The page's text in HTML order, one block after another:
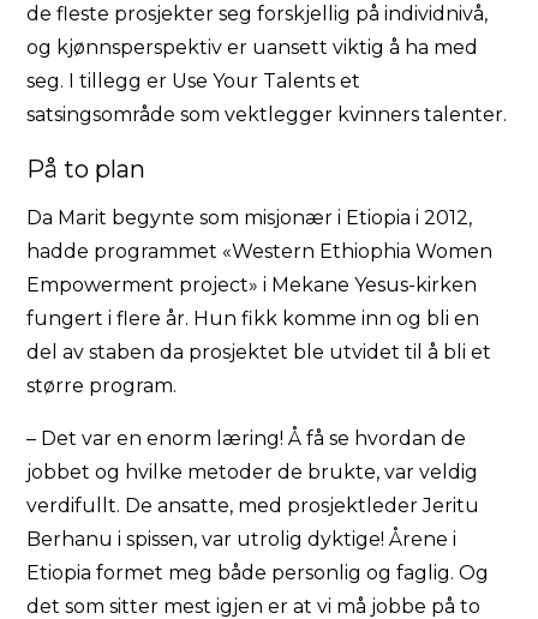
de fleste prosjekter seg forskjellig på individnivå,
og kjønnsperspektiv er uansett viktig å ha med
seg. I tillegg er Use Your Talents et
satsingsområde som vektlegger kvinners talenter.
På to plan
Da Marit begynte som misjonær i Etiopia i 2012,
hadde programmet «Western Ethiophia Women
Empowerment project» i Mekane Yesus-kirken
fungert i flere år. Hun fikk komme inn og bli en
del av staben da prosjektet ble utvidet til å bli et
større program.
– Det var en enorm læring! Å få se hvordan de
jobbet og hvilke metoder de brukte, var veldig
verdifullt. De ansatte, med prosjektleder Jeritu
Berhanu i spissen, var utrolig dyktige! Årene i
Etiopia formet meg både personlig og faglig. Og
det som sitter mest igjen er at vi må jobbe på to